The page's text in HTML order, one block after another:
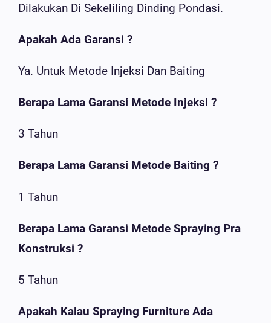
Dilakukan Di Sekeliling Dinding Pondasi.
Apakah Ada Garansi ?
Ya. Untuk Metode Injeksi Dan Baiting
Berapa Lama Garansi Metode Injeksi ?
3 Tahun
Berapa Lama Garansi Metode Baiting ?
1 Tahun
Berapa Lama Garansi Metode Spraying Pra
Konstruksi ?
5 Tahun
Apakah Kalau Spraying Furniture Ada